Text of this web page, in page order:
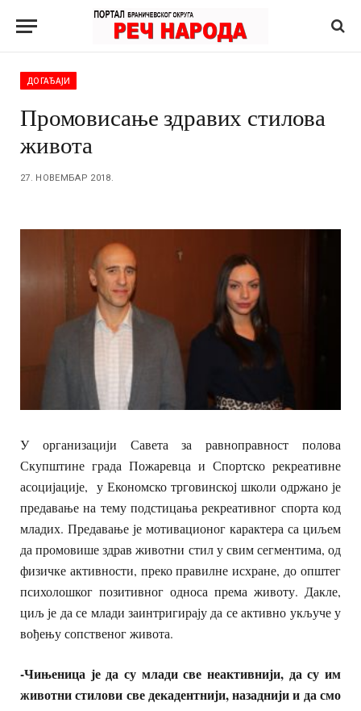
ДОГАЂАЈИ
Промовисање здравих стилова
живота
27. НОВЕМБАР 2018.
У организацији Савета за равноправност полова
Скупштине града Пожаревца и Спортско рекреативне
асоцијације, у Економско трговинској школи одржано је
предавање на тему подстицања рекреативног спорта код
младих. Предавање је мотивационог карактера са циљем
да промовише здрав животни стил у свим сегментима, од
физичке активности, преко правилне исхране, до општег
психолошког позитивног односа према животу. Дакле,
циљ је да се млади заинтригирају да се активно укључе у
вођењу сопственог живота.
-Чињеница је да су млади све неактивнији, да су им
животни стилови све декадентнији, назаднији и да смо